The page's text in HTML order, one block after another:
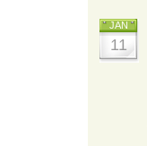
JAN
11